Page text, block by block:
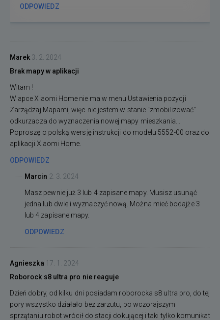
ODPOWIEDZ
Marek 3. 2. 2024
Brak mapy w aplikacji
Witam !
W apce Xiaomi Home nie ma w menu Ustawienia pozycji
Zarządzaj Mapami, więc nie jestem w stanie "zmobilizować"
odkurzacza do wyznaczenia nowej mapy mieszkania...
Poproszę o polską wersję instrukcji do modelu 5552-00 oraz do
aplikacji Xiaomi Home.
ODPOWIEDZ
Marcin 2. 3. 2024
Masz pewnie już 3 lub 4 zapisane mapy. Musisz usunąć
jedna lub dwie i wyznaczyć nową. Można mieć bodajże 3
lub 4 zapisane mapy.
ODPOWIEDZ
Agnieszka 17. 1. 2024
Roborock s8 ultra pro nie reaguje
Dzień dobry, od kilku dni posiadam roborocka s8 ultra pro, do tej
pory wszystko działało bez zarzutu, po wczorajszym
sprzątaniu robot wrócił do stacji dokującej i taki tylko komunikat